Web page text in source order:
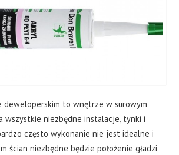
deweloperskim to wnętrze w surowym
wszystkie niezbędne instalacje, tynki i
często wykonanie nie jest idealne i
ścian niezbędne będzie położenie gładzi